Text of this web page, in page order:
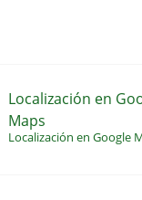
Localización en
Maps
Localización en Google